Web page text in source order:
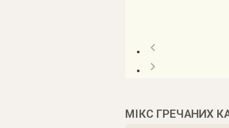
МІКС ГРЕЧАНИХ